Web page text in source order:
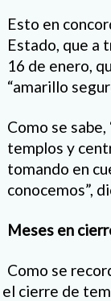
Esto en
Estado, que a
16 de enero,
“amarillo
Como se
templos y
tomando en
conocemos”,
Meses en
Como se
cierre de